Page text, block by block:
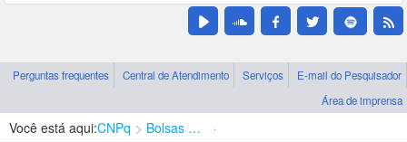
Perguntas frequentes Central de Atendimento Serviços
E-mail do Pesquisador
Área de imprensa
Você está aqui:CNPq Bolsas e Auxílios Vigentes